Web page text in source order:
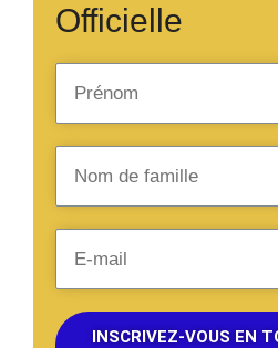
Officielle
INSCRIVEZ-VOUS EN